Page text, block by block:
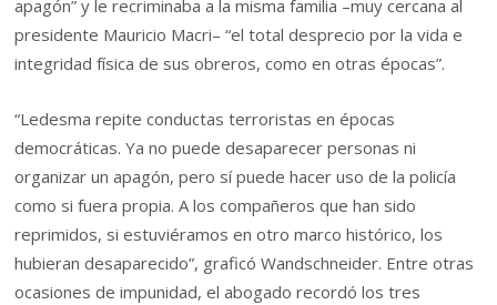
apagón” y le recriminaba a la misma familia –muy cercana al
presidente Mauricio Macri– “el total desprecio por la vida e
integridad física de sus obreros, como en otras épocas”.
“Ledesma repite conductas terroristas en épocas
democráticas. Ya no puede desaparecer personas ni
organizar un apagón, pero sí puede hacer uso de la policía
como si fuera propia. A los compañeros que han sido
reprimidos, si estuviéramos en otro marco histórico, los
hubieran desaparecido”, graficó Wandschneider. Entre otras
ocasiones de impunidad, el abogado recordó los tres